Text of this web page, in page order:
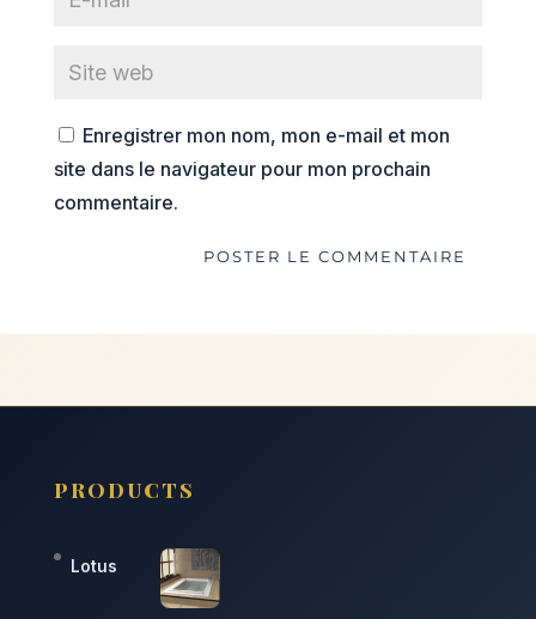
Enregistrer mon nom, mon e-mail et mon
site dans le navigateur pour mon prochain
commentaire.
PRODUCTS
Lotus